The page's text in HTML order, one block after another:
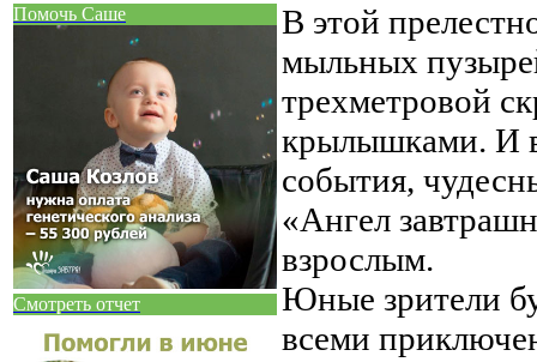
Помочь Саше
Смотреть отчет
В этой
мыльных
трехметровой
крылышками. И
события,
«Ангел
взрослым.
Юные зрители
всеми